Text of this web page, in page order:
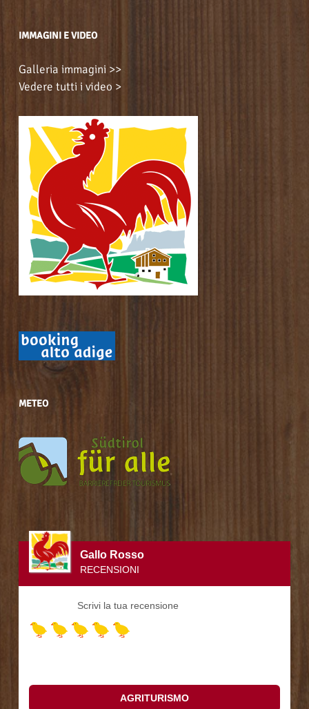
IMMAGINI E VIDEO
Galleria immagini >>
Vedere tutti i video >
METEO
Gallo Rosso
RECENSIONI
Scrivi la tua recensione
AGRITURISMO